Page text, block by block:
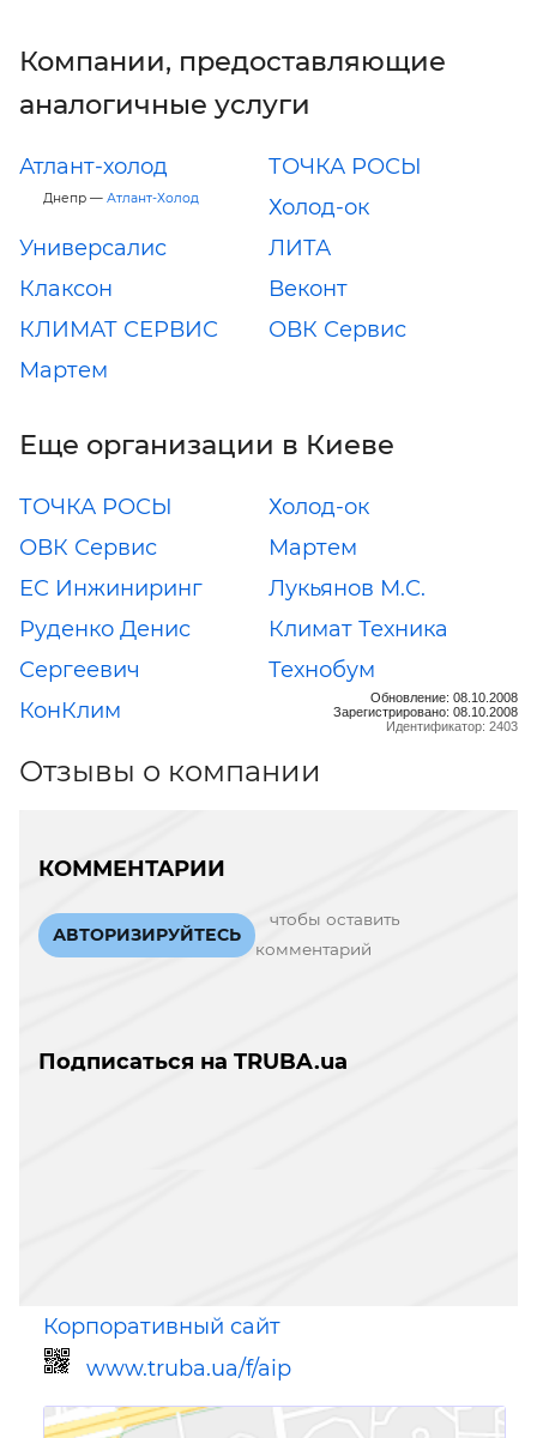
Компании, предоставляющие
аналогичные услуги
Атлант-холод
Днепр — Атлант-Холод
ТОЧКА РОСЫ
Холод-ок
Универсалис
ЛИТА
Клаксон
Веконт
КЛИМАТ СЕРВИС
ОВК Сервис
Мартем
Еще организации в Киеве
ТОЧКА РОСЫ
Холод-ок
ОВК Сервис
Мартем
ЕС Инжиниринг
Лукьянов М.С.
Руденко Денис
Сергеевич
Климат Техника
Технобум
КонКлим
Обновление: 08.10.2008
Зарегистрировано: 08.10.2008
Идентификатор: 2403
Отзывы о компании
КОММЕНТАРИИ
АВТОРИЗИРУЙТЕСЬ
чтобы оставить
комментарий
Подписаться на TRUBA.ua
Корпоративный сайт
www.truba.ua/f/aip